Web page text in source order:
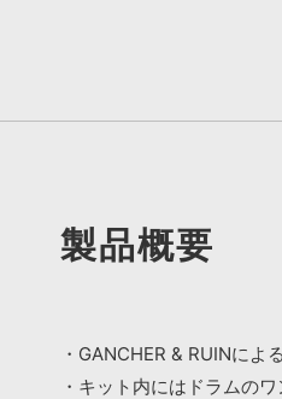
製品概要
・GANCHER & RUINに
・キット内にはドラムの